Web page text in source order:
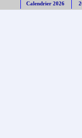
Calendrier 2026